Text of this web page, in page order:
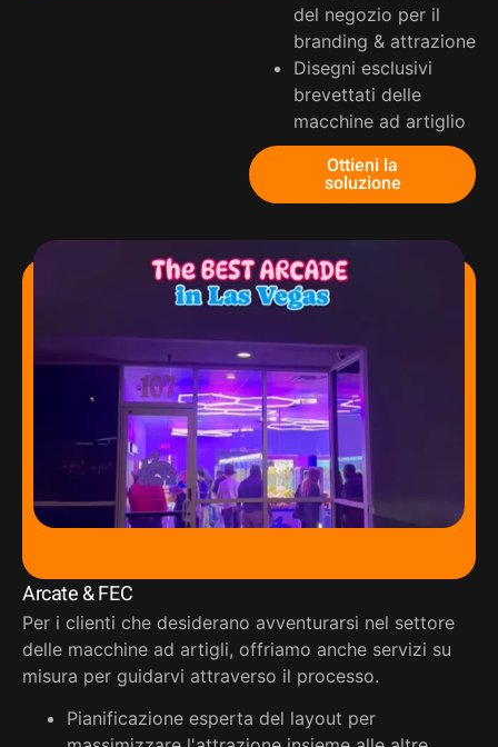
del negozio per il
branding & attrazione
Disegni esclusivi
brevettati delle
macchine ad artiglio
Ottieni la
soluzione
Arcate & FEC
Per i clienti che desiderano avventurarsi nel settore
delle macchine ad artigli, offriamo anche servizi su
misura per guidarvi attraverso il processo.
Pianificazione esperta del layout per